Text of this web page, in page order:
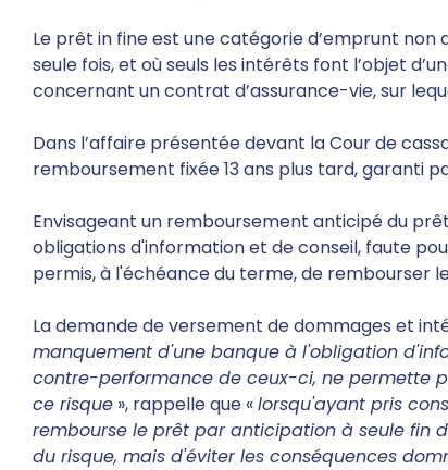
Le prêt in fine est une catégorie d’emprunt
seule fois, et où seuls les intérêts font l’objet
concernant un contrat d’assurance-vie, sur
Dans l’affaire présentée devant la Cour de
remboursement fixée 13 ans plus tard, garanti
Envisageant un remboursement anticipé du
obligations d'information et de conseil, faute
permis, à l'échéance du terme, de rembourser
La demande de versement de dommages et
manquement d'une banque à l'obligation
contre-performance de ceux-ci, ne permette
ce risque », rappelle que «lorsqu'ayant pris
rembourse le prêt par anticipation à seule fin
du risque, mais d'éviter les conséquences